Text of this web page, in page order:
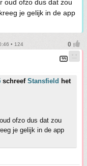
oud ofzo dus dat zou
je gelijk in de app
• 124
schreef Stansfield het
ofzo dus dat zou
je gelijk in de app